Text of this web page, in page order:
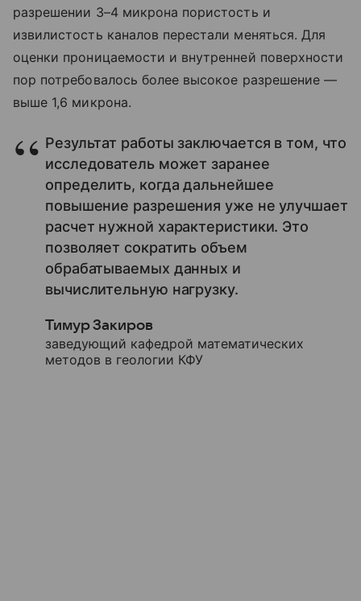
разрешении 3–4 микрона пористость и
извилистость каналов перестали меняться. Для
оценки проницаемости и внутренней поверхности
пор потребовалось более высокое разрешение —
выше 1,6 микрона.
Результат работы заключается в том, что
исследователь может заранее
определить, когда дальнейшее
повышение разрешения уже не улучшает
расчет нужной характеристики. Это
позволяет сократить объем
обрабатываемых данных и
вычислительную нагрузку.
Тимур Закиров
заведующий кафедрой математических
методов в геологии КФУ